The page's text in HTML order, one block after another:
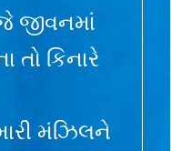
જીવનમાં
તો કિનારે
મંઝિલને